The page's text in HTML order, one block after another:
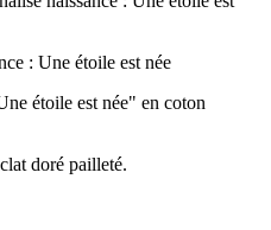
: Une étoile est née
étoile est née" en coton
doré pailleté.